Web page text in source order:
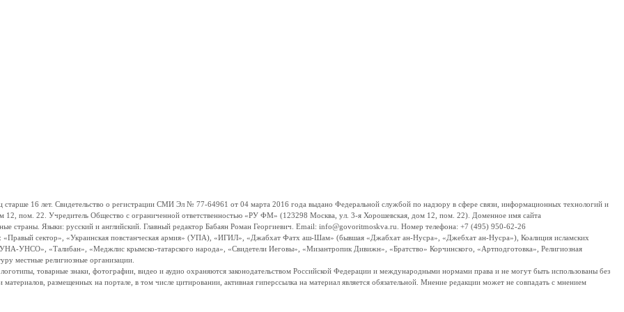
16 лет. Свидетельство о регистрации СМИ Эл № 77-64961 от 04 марта 2016 года выдано Федеральной службой по надзору в сфере связи, информационных технологий и
пом. 22. Учредитель Общество с ограниченной ответственностью «РУ ФМ» (123298 Москва, ул. 3-я Хорошевская, дом 12, пом. 22). Доменное имя сайта
страны. Языки: русский и английский. Главный редактор Бабаян Роман Георгиевич. Email: info@govoritmoskva.ru. Номер телефона: +7 (495) 950-62-26
«Правый сектор», «Украинская повстанческая армия» (УПА), «ИГИЛ», «Джабхат Фатх аш-Шам» (бывшая «Джабхат ан-Нусра», «Джебхат ан-Нусра»), Коалиция исламских
УНСО», «Талибан», «Меджлис крымско-татарского народа», «Свидетели Иеговы», «Мизантропик Дивижн», «Братство» Корчинского, «Артподготовка», Религиозная
местные религиозные организации.
товарные знаки, фотографии, видео и аудио охраняются законодательством Российской Федерации и международными нормами права и не могут быть использованы без
размещенных на портале, в том числе цитировании, активная гиперссылка на материал является обязательной. Мнение редакции может не совпадать с мнением